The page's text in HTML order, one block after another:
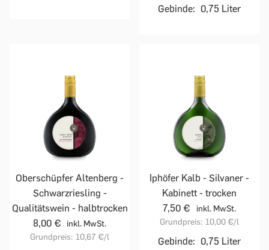
Gebinde: 0,75 Liter
Oberschüpfer Altenberg -
Schwarzriesling -
Qualitätswein - halbtrocken
8,00 €
inkl. MwSt.
Grundpreis: 10,67 €/l
Iphöfer Kalb - Silvaner -
Kabinett - trocken
7,50 €
inkl. MwSt.
Grundpreis: 10,00 €/l
Gebinde: 0,75 Liter